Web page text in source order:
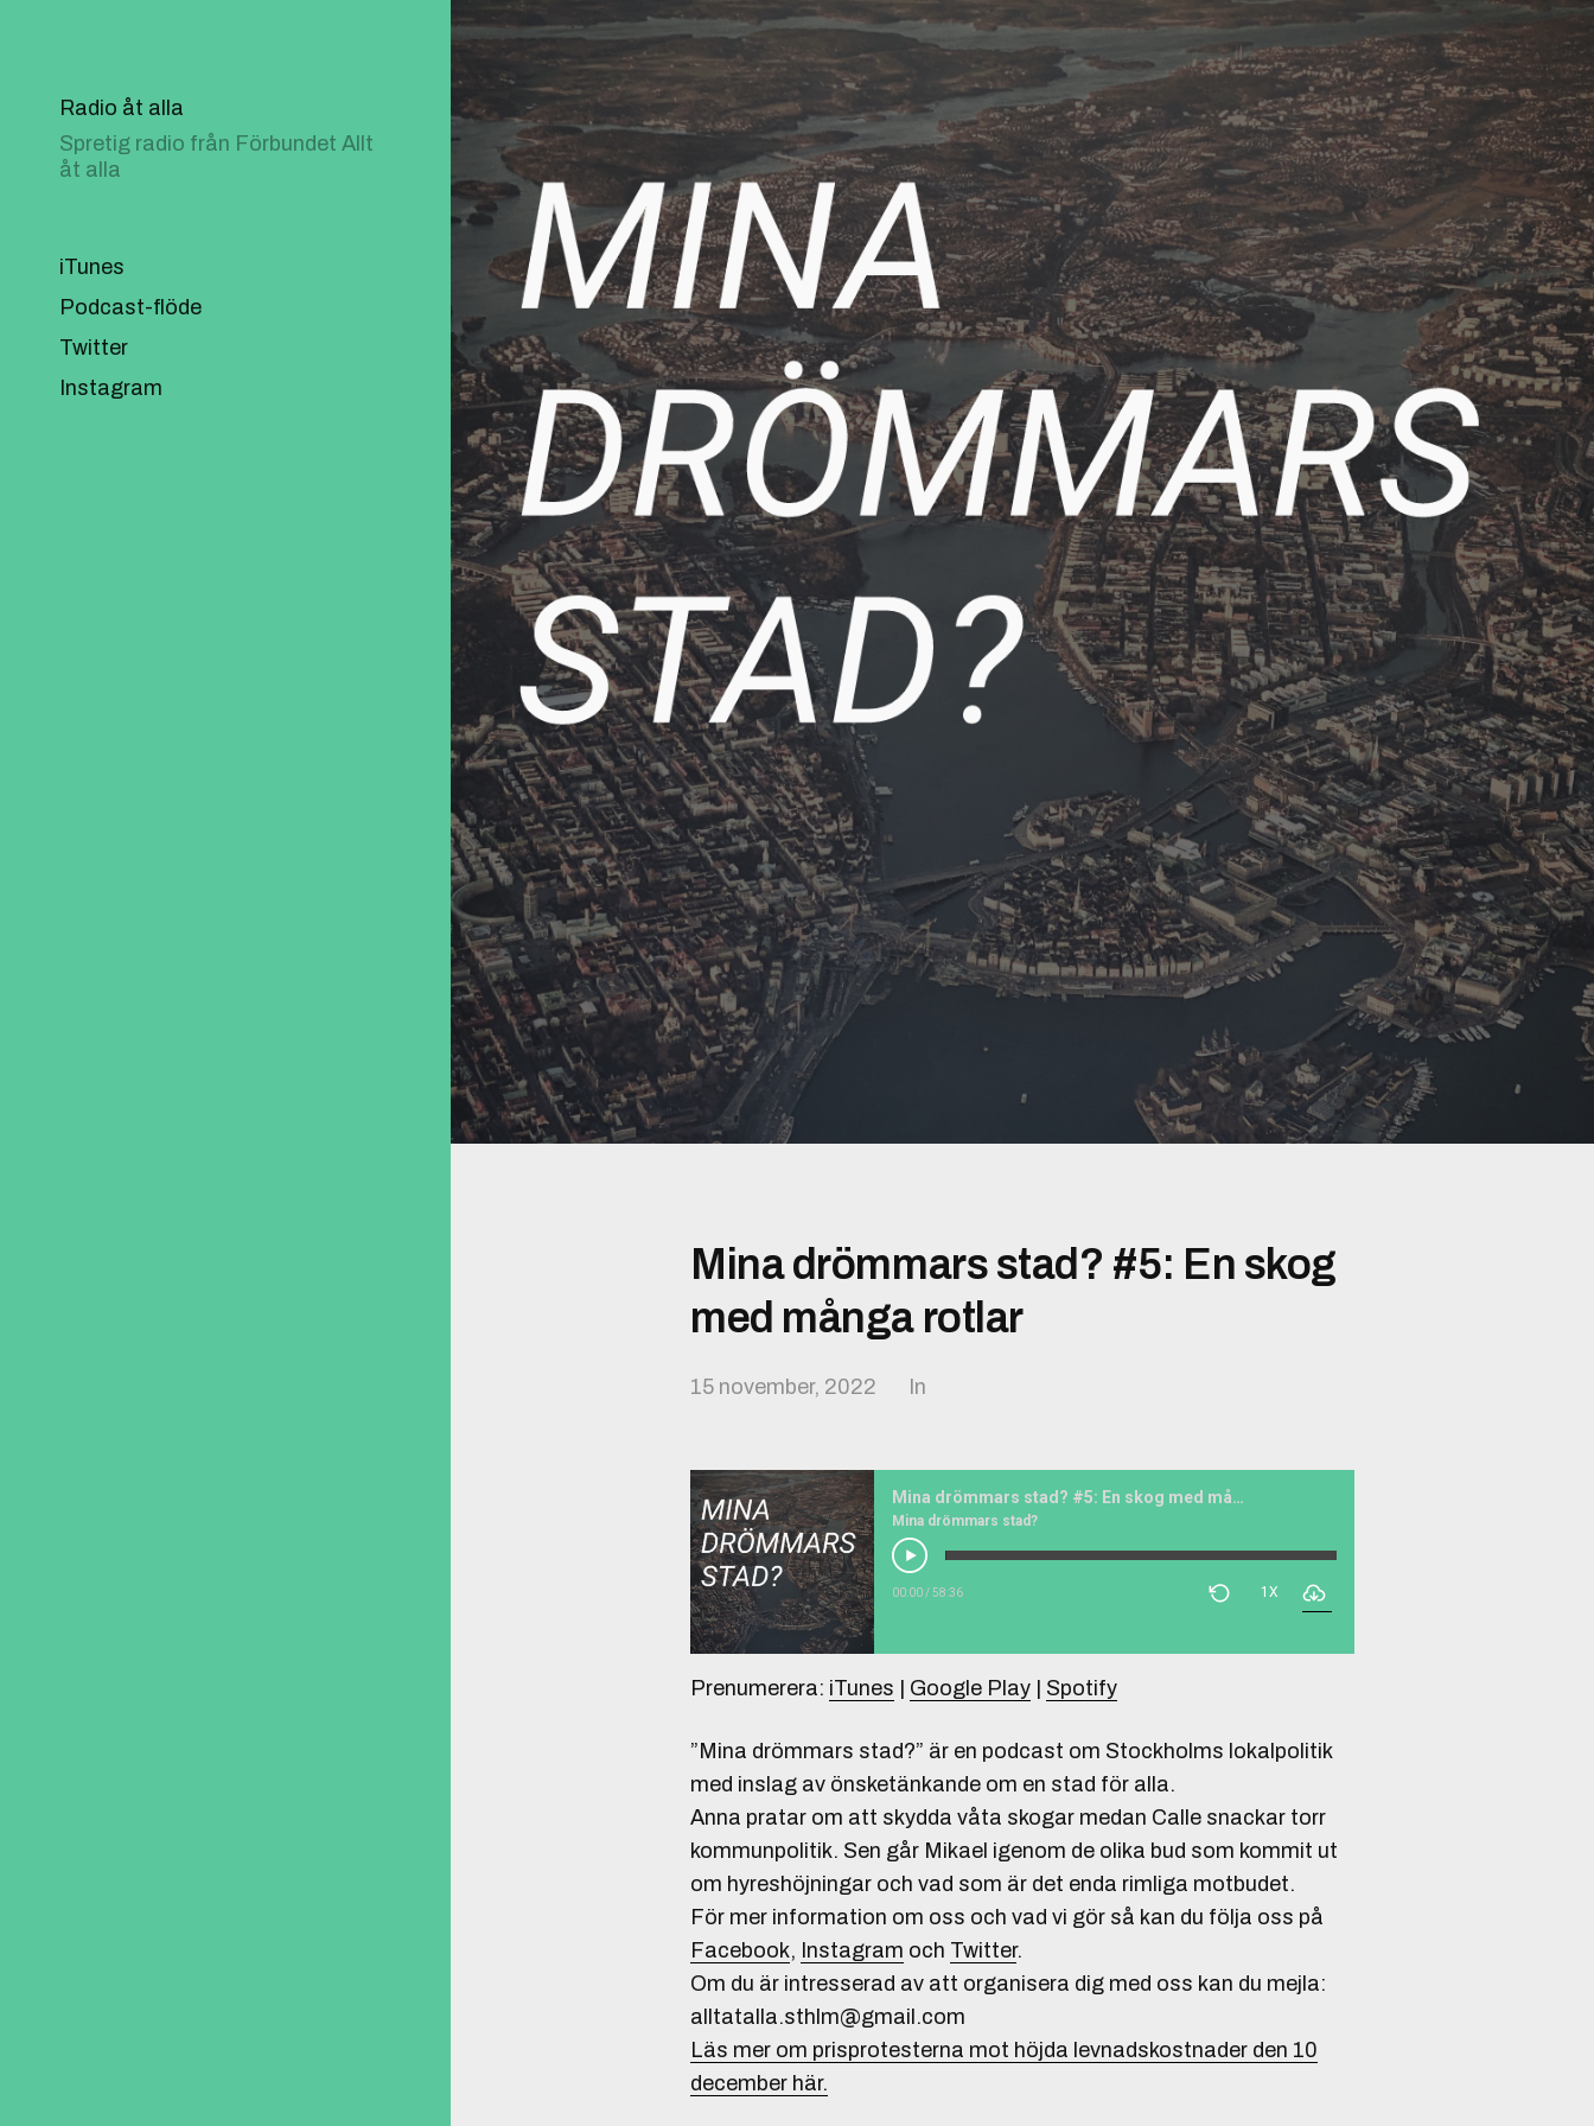
Radio åt alla
Spretig radio från Förbundet Allt
åt alla
iTunes
Podcast-flöde
Twitter
Instagram
Mina drömmars stad? #5: En skog
med många rotlar
15 november, 2022 In
Mina drömmars stad? #5: En skog med många rotlar
Mina drömmars stad?
00:00/58:36 1X
Prenumerera: iTunes Google Play Spotify
”Mina drömmars stad?” är en podcast om Stockholms lokalpolitik
med inslag av önsketänkande om en stad för alla.
Anna pratar om att skydda våta skogar medan Calle snackar torr
kommunpolitik. Sen går Mikael igenom de olika bud som kommit ut
om hyreshöjningar och vad som är det enda rimliga motbudet.
För mer information om oss och vad vi gör så kan du följa oss på
Facebook, Instagram och Twitter.
Om du är intresserad av att organisera dig med oss kan du mejla:
alltatalla.sthlm@gmail.com
Läs mer om prisprotesterna mot höjda levnadskostnader den 10
december här.